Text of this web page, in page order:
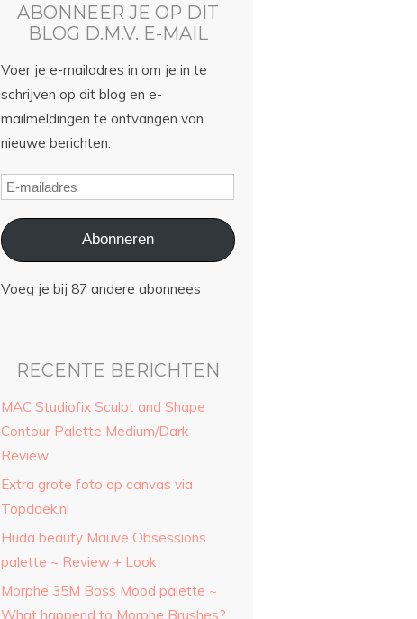
ABONNEER JE OP DIT
BLOG D.M.V. E-MAIL
Voer je e-mailadres in om je in te
schrijven op dit blog en e-
mailmeldingen te ontvangen van
nieuwe berichten.
Abonneren
Voeg je bij 87 andere abonnees
RECENTE BERICHTEN
MAC Studiofix Sculpt and Shape
Contour Palette Medium/Dark
Review
Extra grote foto op canvas via
Topdoek.nl
Huda beauty Mauve Obsessions
palette ~ Review + Look
Morphe 35M Boss Mood palette ~
What happend to Morphe Brushes?